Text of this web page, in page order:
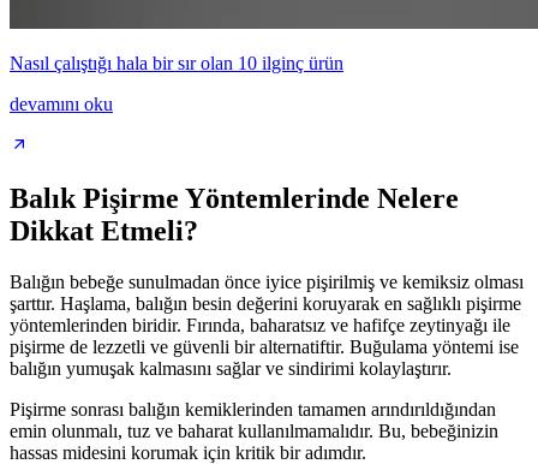
Nasıl çalıştığı hala bir sır olan 10 ilginç ürün
devamını oku
Balık Pişirme Yöntemlerinde Nelere
Dikkat Etmeli?
Balığın bebeğe sunulmadan önce iyice pişirilmiş ve kemiksiz olması
şarttır. Haşlama, balığın besin değerini koruyarak en sağlıklı pişirme
yöntemlerinden biridir. Fırında, baharatsız ve hafifçe zeytinyağı ile
pişirme de lezzetli ve güvenli bir alternatiftir. Buğulama yöntemi ise
balığın yumuşak kalmasını sağlar ve sindirimi kolaylaştırır.
Pişirme sonrası balığın kemiklerinden tamamen arındırıldığından
emin olunmalı, tuz ve baharat kullanılmamalıdır. Bu, bebeğinizin
hassas midesini korumak için kritik bir adımdır.